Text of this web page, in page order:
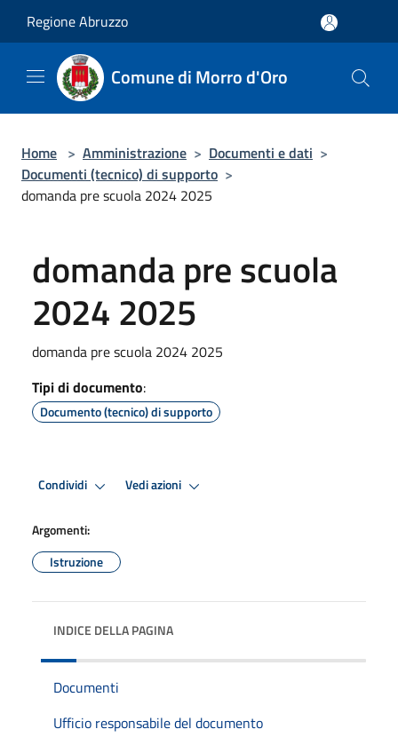
Regione Abruzzo
Comune di Morro d'Oro
Home > Amministrazione > Documenti e dati >
Documenti (tecnico) di supporto >
domanda pre scuola 2024 2025
domanda pre scuola
2024 2025
domanda pre scuola 2024 2025
Tipi di documento:
Documento (tecnico) di supporto
Condividi Vedi azioni
Argomenti:
Istruzione
INDICE DELLA PAGINA
Documenti
Ufficio responsabile del documento